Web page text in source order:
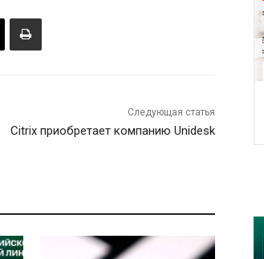
Следующая статья
Citrix приобретает компанию Unidesk